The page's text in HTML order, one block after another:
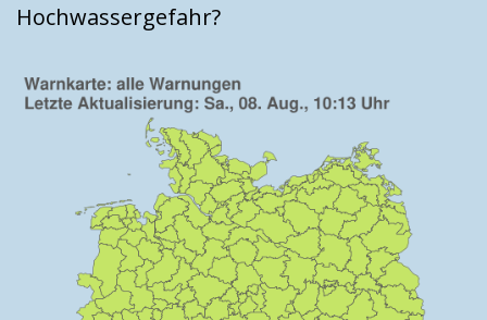
Hochwassergefahr?